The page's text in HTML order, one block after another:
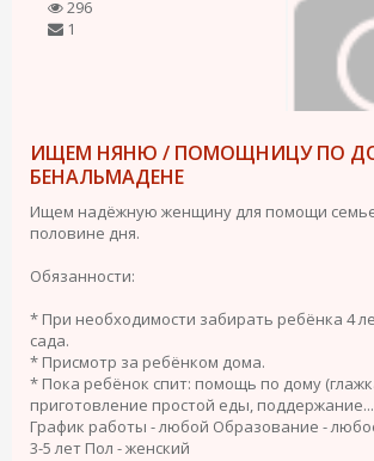
296
1
ИЩЕМ НЯНЮ / ПОМОЩНИЦУ ПО
БЕНАЛЬМАДЕНЕ
Ищем надёжную женщину для помощи
половине дня.
Обязанности:
* При необходимости забирать ребёнка 4
сада.
* Присмотр за ребёнком дома.
* Пока ребёнок спит: помощь по дому
приготовление простой еды, поддержание...
График работы - любой Образование -
3-5 лет Пол - женский